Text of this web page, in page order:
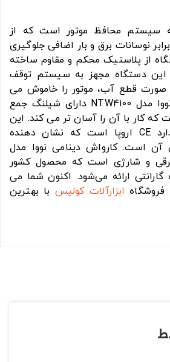
سیستم محافظ موتور است که از
نوسانات برق و بار اضافی جلوگیری
از پلاستیک محکم و مقاوم ساخته
دستگاه مجهز به سیستم توقف
صورت قطع آب، موتور را خاموش می
کند. کارواش دینامی نووا مدل NTW4100 دارای شیلنگ جمع
کار با آن را آسان تر می کند. این
دستگاه دارای استاندارد CE اروپا است که نشان دهنده
آن است. کارواش دینامی نووا مدل
و شارژی است که محصول کشور
است و با ۱۲ ماه گارانتی ارائه می‌شود. اکنون شما می
فروشگاه ابزارآلات کولیس با بهترین